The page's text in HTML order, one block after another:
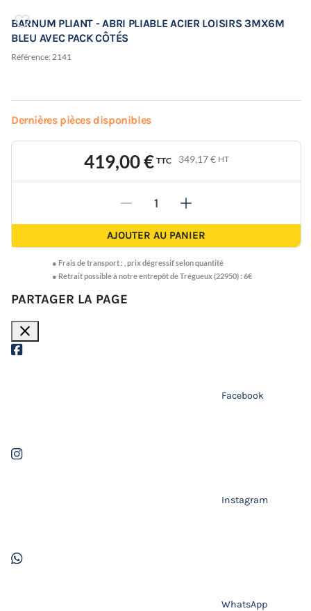
BARNUM PLIANT - ABRI PLIABLE ACIER LOISIRS 3MX6M
BLEU AVEC PACK CÔTÉS
Référence: 2141
Dernières pièces disponibles
419,00 € TTC 349,17 € HT
- +
AJOUTER AU PANIER
● Frais de transport : prix dégressif selon quantité
● Retrait possible à notre entrepôt de Trégueux (22950) : 6€
PARTAGER LA PAGE
close
Facebook
Instagram
WhatsApp